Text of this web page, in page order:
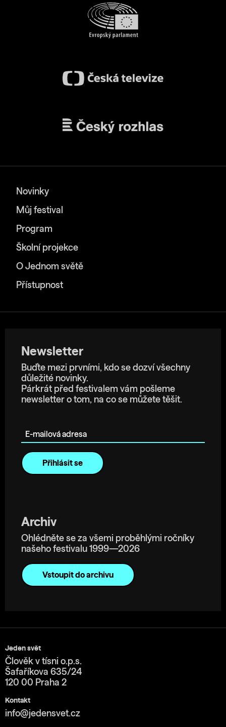
Novinky
Můj festival
Program
Školní projekce
O Jednom světě
Přístupnost
Newsletter
Buďte mezi prvními, kdo se dozví všechny
důležité novinky.
Párkrát před festivalem vám pošleme
newsletter o tom, na co se můžete těšit.
Archiv
Ohlédněte se za všemi proběhlými ročníky
našeho festivalu 1999—2026
Vstoupit do archivu
Jeden svět
Člověk v tísni o.p.s.
Šafaříkova 635/24
120 00 Praha 2
Kontakt
info@jedensvet.cz